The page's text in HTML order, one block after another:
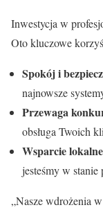
Inwestycja w
Oto kluczowe
Spokój i
najnowsze
Przewaga
obsługa Twoich
Wsparcie
jesteśmy w
„Nasze wdrożenia